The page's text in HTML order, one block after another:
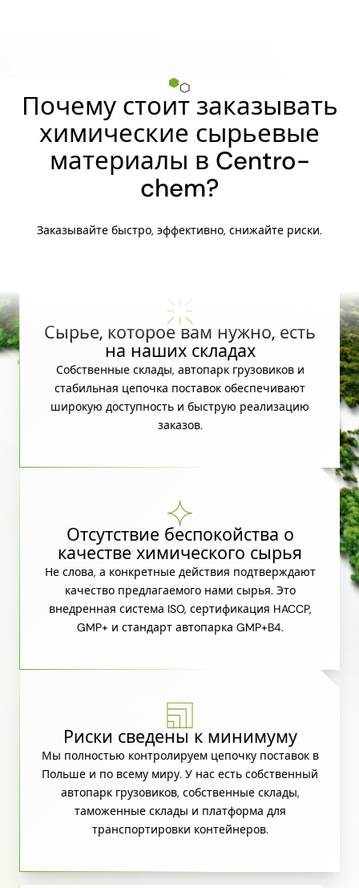
Почему стоит заказывать
химические сырьевые
материалы в Centro-
chem?
Заказывайте быстро, эффективно, снижайте риски.
Сырье, которое вам нужно, есть
на наших складах
Собственные склады, автопарк грузовиков и
стабильная цепочка поставок обеспечивают
широкую доступность и быструю реализацию
заказов.
Отсутствие беспокойства о
качестве химического сырья
Не слова, а конкретные действия подтверждают
качество предлагаемого нами сырья. Это
внедренная система ISO, сертификация HACCP,
GMP+ и стандарт автопарка GMP+B4.
Риски сведены к минимуму
Мы полностью контролируем цепочку поставок в
Польше и по всему миру. У нас есть собственный
автопарк грузовиков, собственные склады,
таможенные склады и платформа для
транспортировки контейнеров.